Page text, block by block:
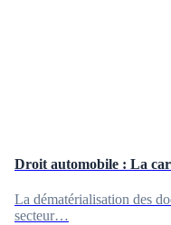
Droit automobile : La
La dématérialisation des
secteur…